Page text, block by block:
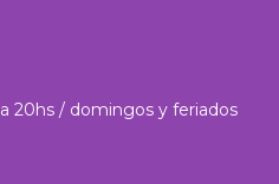
20hs / domingos y feriados